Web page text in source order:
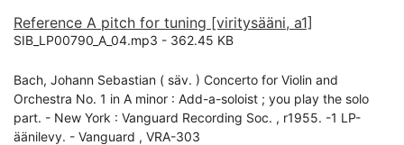
Reference A pitch for tuning [viritysääni, a1]
SIB_LP00790_A_04.mp3 - 362.45 KB
Bach, Johann Sebastian ( säv. ) Concerto for Violin and
Orchestra No. 1 in A minor : Add-a-soloist ; you play the solo
part. - New York : Vanguard Recording Soc. , r1955. -1 LP-
äänilevy. - Vanguard , VRA-303